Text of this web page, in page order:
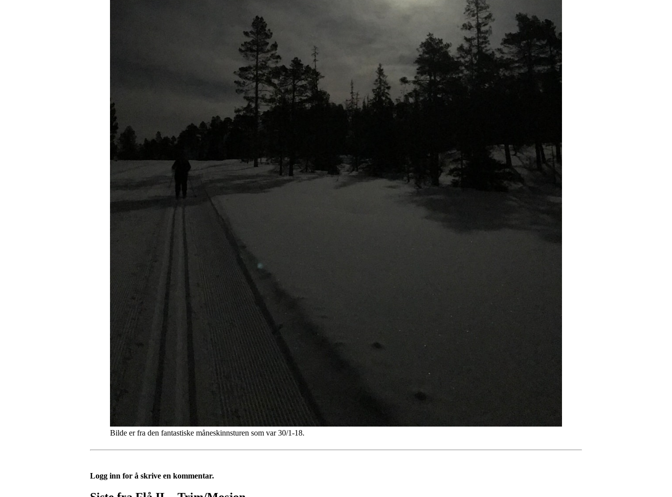
Bilde er fra den fantastiske måneskinnsturen som var 30/1-18.
Logg inn for å skrive en kommentar.